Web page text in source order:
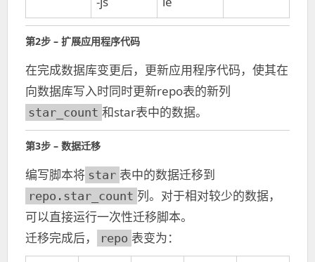
第2步 – 扩展应用程序代码
在完成数据库变更后，更新应用程序代码，使其在
向数据库写入时同时更新repo表的新列
star_count 和star表中的数据。
第3步 – 数据迁移
编写脚本将 star 表中的数据迁移到
repo.star_count 列。对于相对较少的数据，
可以直接运行一次性迁移脚本。
迁移完成后，
repo 表变为：